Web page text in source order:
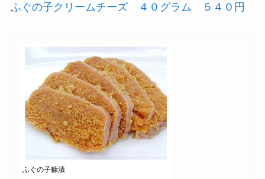
ふぐの子クリームチーズ ４０グラム ５４０円
ふぐの子糠漬